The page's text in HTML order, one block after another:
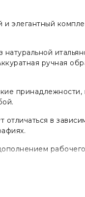
элегантный
натуральной
ручная
в
изделия